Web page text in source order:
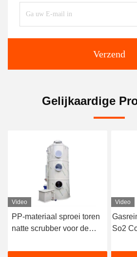
Verzend
Gelijkaardige
Video
PP-materiaal sproei toren
natte scrubber voor de
absorptie toren
Video
So2